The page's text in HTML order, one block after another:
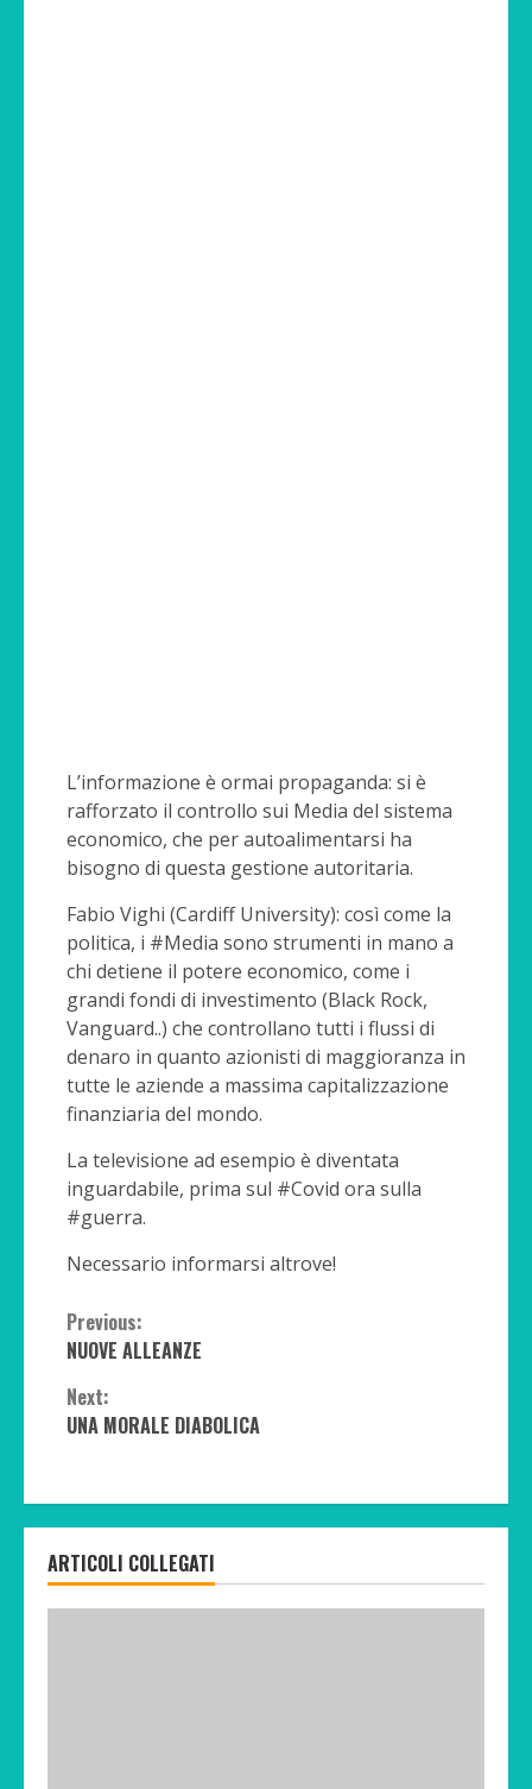
L’informazione è ormai propaganda: si è
rafforzato il controllo sui Media del sistema
economico, che per autoalimentarsi ha
bisogno di questa gestione autoritaria.
Fabio Vighi (Cardiff University): così come la
politica, i #Media sono strumenti in mano a
chi detiene il potere economico, come i
grandi fondi di investimento (Black Rock,
Vanguard..) che controllano tutti i flussi di
denaro in quanto azionisti di maggioranza in
tutte le aziende a massima capitalizzazione
finanziaria del mondo.
La televisione ad esempio è diventata
inguardabile, prima sul #Covid ora sulla
#guerra.
Necessario informarsi altrove!
Continue
Reading
Previous:
NUOVE ALLEANZE
Next:
UNA MORALE DIABOLICA
ARTICOLI COLLEGATI